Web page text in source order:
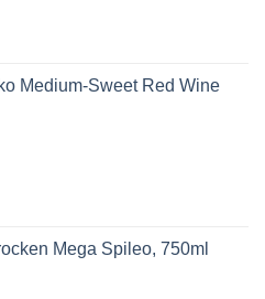
Medium-Sweet Red Wine
Mega Spileo, 750ml